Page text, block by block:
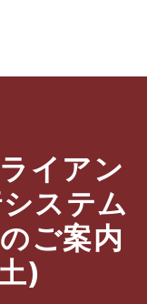
イアン
ステム
ご案内
)